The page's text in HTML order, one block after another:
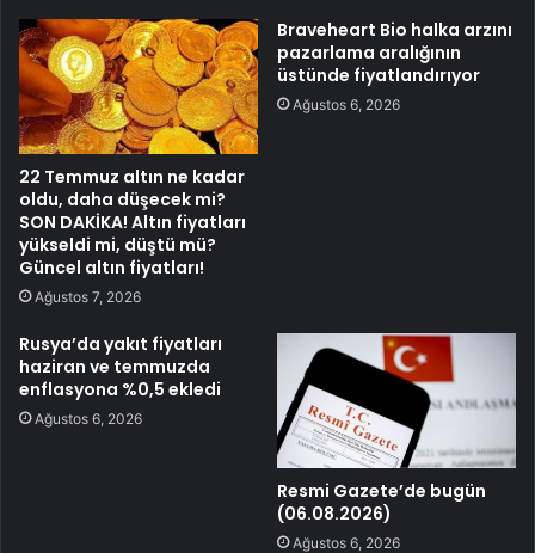
22 Temmuz altın ne kadar
oldu, daha düşecek mi?
SON DAKİKA! Altın fiyatları
yükseldi mi, düştü mü?
Güncel altın fiyatları!
Ağustos 7, 2026
Braveheart Bio halka arzını
pazarlama aralığının
üstünde fiyatlandırıyor
Ağustos 6, 2026
Rusya’da yakıt fiyatları
haziran ve temmuzda
enflasyona %0,5 ekledi
Ağustos 6, 2026
Resmi Gazete’de bugün
(06.08.2026)
Ağustos 6, 2026